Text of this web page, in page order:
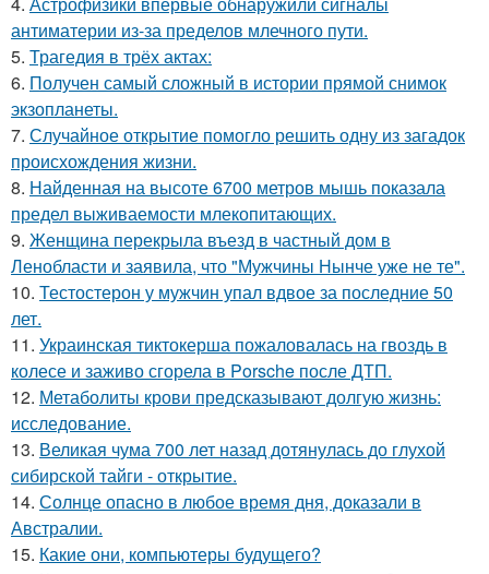
антиматерии из-за пределов млечного пути.
5. Трагедия в трёх актах:
6. Получен самый сложный в истории прямой снимок
экзопланеты.
7. Случайное открытие помогло решить одну из загадок
происхождения жизни.
8. Найденная на высоте 6700 метров мышь показала
предел выживаемости млекопитающих.
9. Женщина перекрыла въезд в частный дом в
Ленобласти и заявила, что "Мужчины Нынче уже не те".
10. Тестостерон у мужчин упал вдвое за последние 50
лет.
11. Украинская тиктокерша пожаловалась на гвоздь в
колесе и заживо сгорела в Porsche после ДТП.
12. Метаболиты крови предсказывают долгую жизнь:
исследование.
13. Великая чума 700 лет назад дотянулась до глухой
сибирской тайги - открытие.
14. Солнце опасно в любое время дня, доказали в
Австралии.
15. Какие они, компьютеры будущего?